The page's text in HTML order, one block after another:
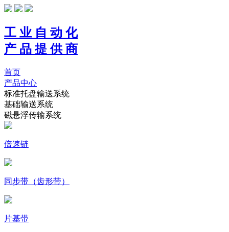
工 业 自 动 化
产 品 提 供 商
首页
产品中心
标准托盘输送系统
基础输送系统
磁悬浮传输系统
倍速链
同步带（齿形带）
片基带